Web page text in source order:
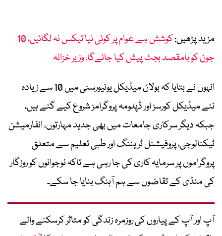
مزید پڑھیں:
کوشش ہے عوام پر کوئی نیا ٹیکس نہ لگائیں، 10
جون کو بامقصد بجٹ پیش کیا جائےگا، وزیر خزانہ
انہوں نے بتایا کہ بولان میڈیکل یونیورسٹی میں 10 سے زیادہ
نئے میڈیکل کورسز اور ڈپلومہ پروگرامز شروع کیے گئے ہیں،
جبکہ دیگر سرکاری جامعات میں بھی جدید مہارتوں، انفارمیشن
ٹیکنالوجی، پروفیشنل ٹریننگ اور طبی تعلیم سے متعلق
پروگراموں پر سرمایہ کاری کی جا رہی ہے تاکہ نوجوانوں کو روزگار
کی منڈی کے تقاضوں سے ہم آہنگ بنایا جا سکے۔
آپ اور آپ کے پیاروں کی روزمرہ زندگی کو متاثر کرسکنے والے